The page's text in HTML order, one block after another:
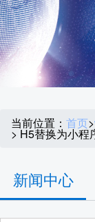
当前位置： 首页>
> H5替换为小程
新闻中心